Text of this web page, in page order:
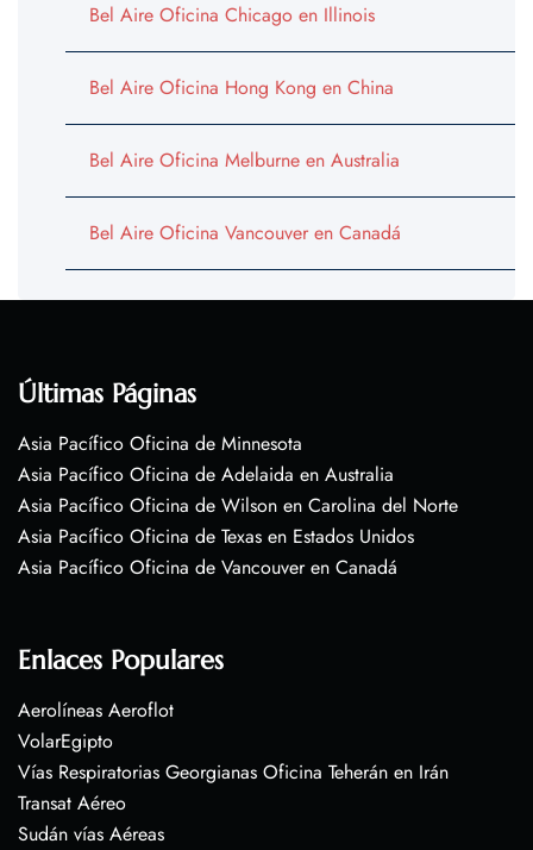
Bel Aire Oficina Chicago en Illinois
Bel Aire Oficina Hong Kong en China
Bel Aire Oficina Melburne en Australia
Bel Aire Oficina Vancouver en Canadá
Últimas Páginas
Asia Pacífico Oficina de Minnesota
Asia Pacífico Oficina de Adelaida en Australia
Asia Pacífico Oficina de Wilson en Carolina del Norte
Asia Pacífico Oficina de Texas en Estados Unidos
Asia Pacífico Oficina de Vancouver en Canadá
Enlaces Populares
Aerolíneas Aeroflot
VolarEgipto
Vías Respiratorias Georgianas Oficina Teherán en Irán
Transat Aéreo
Sudán vías Aéreas